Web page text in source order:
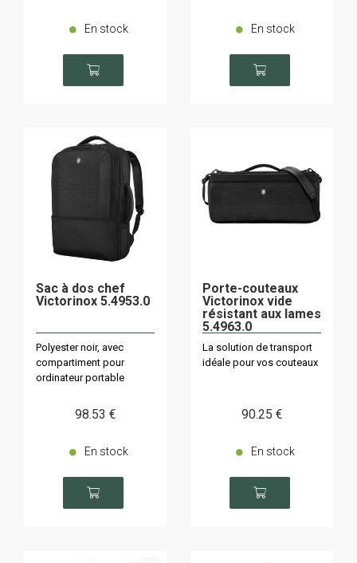
En stock En stock
Sac à dos chef
Victorinox 5.4953.0
Polyester noir, avec
compartiment pour
ordinateur portable
98.53 €
En stock
Porte-couteaux
Victorinox vide
résistant aux lames
5.4963.0
La solution de transport
idéale pour vos couteaux
90.25 €
En stock